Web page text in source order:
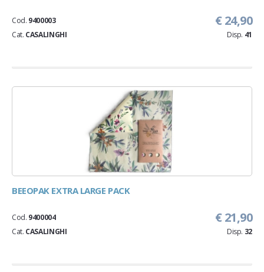
€ 24,90
Cod. 9400003
Cat. CASALINGHI Disp. 41
BEEOPAK EXTRA LARGE PACK
€ 21,90
Cod. 9400004
Cat. CASALINGHI Disp. 32